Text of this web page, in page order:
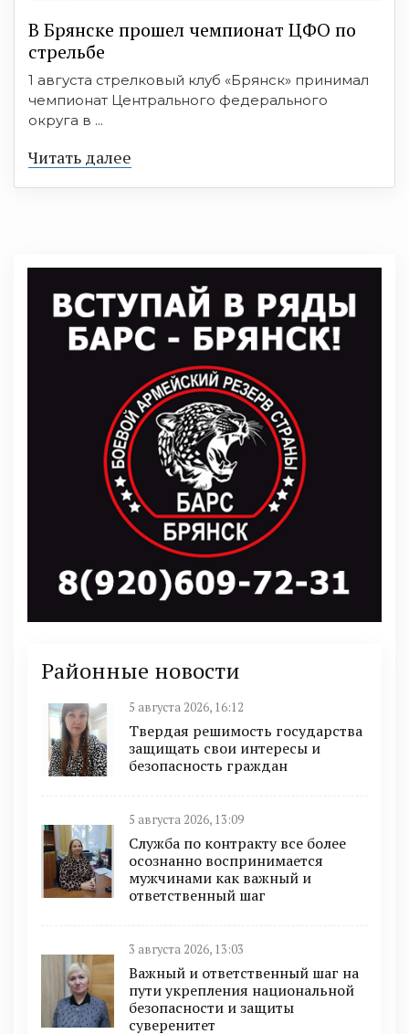
В Брянске прошел чемпионат ЦФО по
стрельбе
1 августа стрелковый клуб «Брянск» принимал
чемпионат Центрального федерального
округа в ...
Читать далее
Районные новости
5 августа 2026, 16:12
Твердая решимость государства
защищать свои интересы и
безопасность граждан
5 августа 2026, 13:09
Служба по контракту все более
осознанно воспринимается
мужчинами как важный и
ответственный шаг
3 августа 2026, 13:03
Важный и ответственный шаг на
пути укрепления национальной
безопасности и защиты
суверенитет